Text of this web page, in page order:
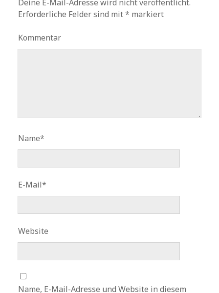
Deine E-Mail-Adresse wird nicht veröffentlicht.
Erforderliche Felder sind mit* markiert
Kommentar
Name*
E-Mail*
Website
Name, E-Mail-Adresse und Website in diesem